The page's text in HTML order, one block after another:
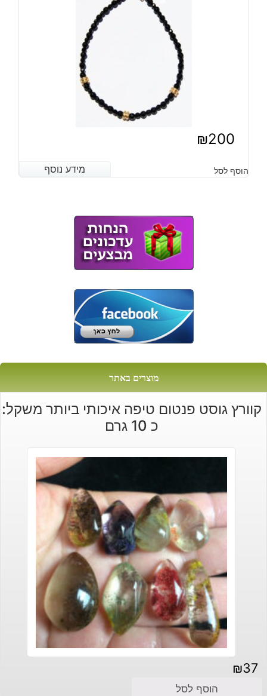
₪200
מידע נוסף הוסף לסל מידע נוסף
מוצרים באתר
קוורץ גוסט פנטום טיפה איכותי ביותר משקל:
כ 10 גרם
₪37
הוסף לסל